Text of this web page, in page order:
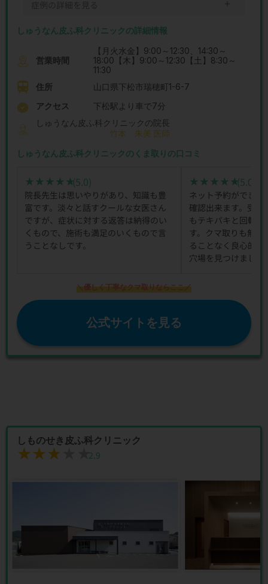
＋
しゅうなん皮ふ科クリニックの詳細情報
営業時間
【月火水金】9:00～12:30、14:30～
18:00【木】9:00～12:30【土】8:30～
11:30
住所
山口県下松市瑞穂町1-6-7
アクセス
下松駅より車で7分
しゅうなん皮ふ科クリニックの院長
竹本 朱美 医師
しゅうなん皮ふ科クリニックのくま取りの口コミ
★★★★★
★★★★★(5.0)
院長先生は思いやりがあり、知識も豊
富です。淡々と話すクールな女医さん
ですが、症状に対する返答は納得のい
くもので、施術も満足のいくもので言
うことなしです。
★★★★★
★★★★★(5.0)
ネット予約ができ
確認出来ます。受付
もテキパキと回転率
す。クマ取りも無理
ることなく良心的
穴場を見つけました
＼優しく丁寧なクマ取りならここ／
公式サイトを見る
しものせき皮ふ科クリニック
★★★★★
★★★★★2.9